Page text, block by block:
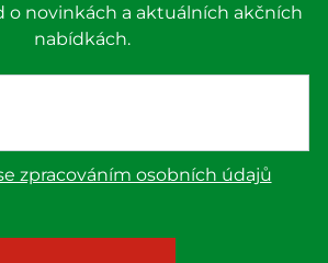
o novinkách a aktuálních akčních
nabídkách.
zpracováním osobních údajů